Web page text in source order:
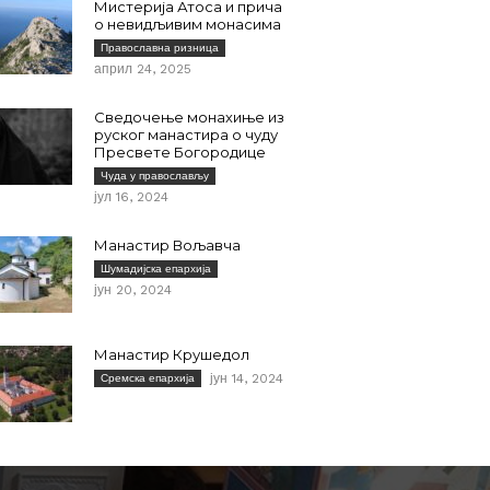
Мистерија Атоса и прича
о невидљивим монасима
Православна ризница
април 24, 2025
Сведочење монахиње из
руског манастира о чуду
Пресвете Богородице
Чуда у православљу
јул 16, 2024
Манастир Вољавча
Шумадијска епархија
јун 20, 2024
Манастир Крушедол
Сремска епархија јун 14, 2024